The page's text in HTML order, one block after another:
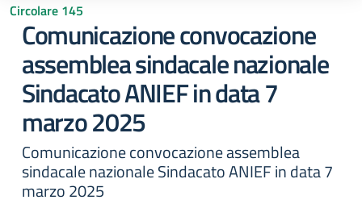
Circolare 145
Comunicazione convocazione
assemblea sindacale nazionale
Sindacato ANIEF in data 7
marzo 2025
Comunicazione convocazione assemblea
sindacale nazionale Sindacato ANIEF in data 7
marzo 2025